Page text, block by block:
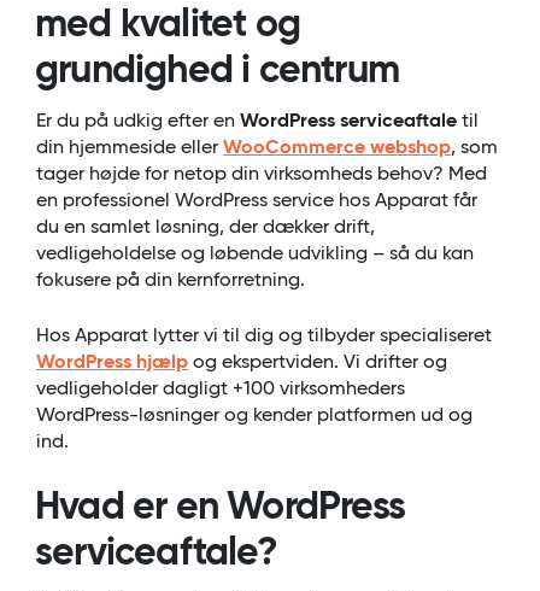
med kvalitet og
grundighed i centrum
Er du på udkig efter en WordPress serviceaftale til
din hjemmeside eller WooCommerce webshop, som
tager højde for netop din virksomheds behov? Med
en professionel WordPress service hos Apparat får
du en samlet løsning, der dækker drift,
vedligeholdelse og løbende udvikling – så du kan
fokusere på din kernforretning.
Hos Apparat lytter vi til dig og tilbyder specialiseret
WordPress hjælp og ekspertviden. Vi drifter og
vedligeholder dagligt +100 virksomheders
WordPress-løsninger og kender platformen ud og
ind.
Hvad er en WordPress
serviceaftale?